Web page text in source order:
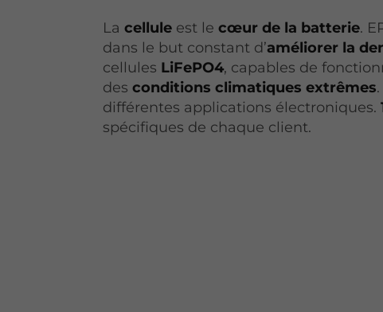
La celluleest le cœur de la batterie.
dans le but constant d’améliorer la
cellules LiFePO4, capables de
des conditions climatiques extrêmes
différentes applications électroniques.
spécifiques de chaque client.